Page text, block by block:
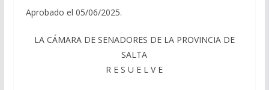
Aprobado el 05/06/2025.
LA CÁMARA DE SENADORES DE LA PROVINCIA DE
SALTA
R E S U E L V E